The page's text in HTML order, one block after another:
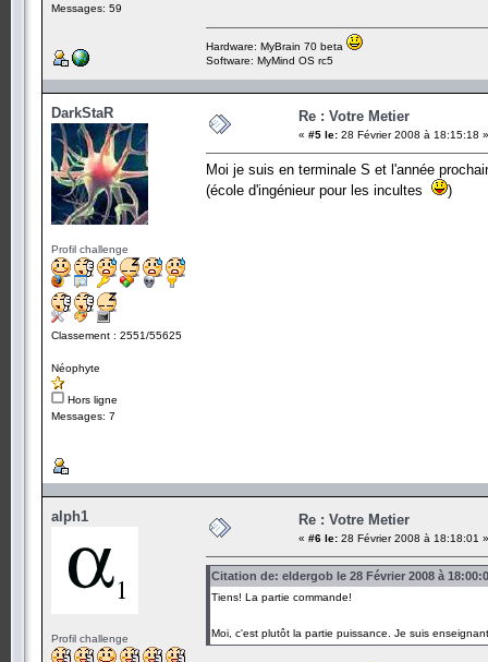
Messages: 59
Hardware: MyBrain 70 beta
Software: MyMind OS rc5
DarkStaR
Profil challenge
Classement : 2551/55625
Néophyte
Hors ligne
Messages: 7
Re : Votre Metier
« #5 le: 28 Février 2008 à 18:15:18 »
Moi je suis en terminale S et l'année
(école d'ingénieur pour les incultes
)
alph1
Profil challenge
Re : Votre Metier
« #6 le: 28 Février 2008 à 18:18:01 »
Citation de: eldergob le 28 Février 2008 à
Tiens! La partie commande!
Moi, c'est plutôt la partie puissance. Je suis